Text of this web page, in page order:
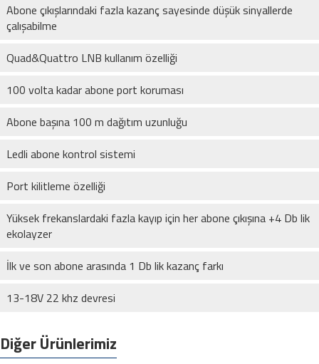
Abone çıkışlarındaki fazla kazanç sayesinde düşük sinyallerde
çalışabilme
Quad&Quattro LNB kullanım özelliği
100 volta kadar abone port koruması
Abone başına 100 m dağıtım uzunluğu
Ledli abone kontrol sistemi
Port kilitleme özelliği
Yüksek frekanslardaki fazla kayıp için her abone çıkışına +4 Db lik
ekolayzer
İlk ve son abone arasında 1 Db lik kazanç farkı
13-18V 22 khz devresi
Diğer Ürünlerimiz